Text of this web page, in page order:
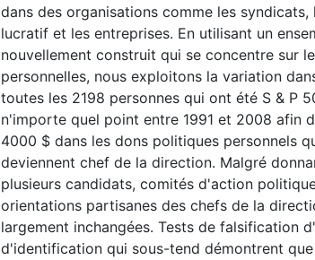
dans des organisations comme les syndicats,
lucratif et les entreprises. En utilisant un
nouvellement construit qui se concentre sur
personnelles, nous exploitons la variation
toutes les 2198 personnes qui ont été S & P
n'importe quel point entre 1991 et 2008 afin
4000 $ dans les dons politiques personnels
deviennent chef de la direction. Malgré
plusieurs candidats, comités d'action
orientations partisanes des chefs de la
largement inchangées. Tests de falsification
d'identification qui sous-tend démontrent